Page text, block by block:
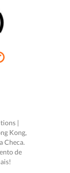
|
Kong,
Checa.
de